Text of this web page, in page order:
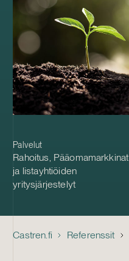
Palvelut
Rahoitus, Pääomamarkkinat
ja listayhtiöiden
yritysjärjestelyt
Castren.fi Referenssit